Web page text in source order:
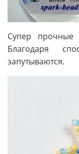
Супер
Благодаря
запутываются.